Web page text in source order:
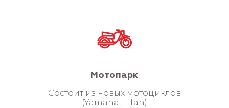
Мотопарк
Состоит из новых мотоциклов
(Yamaha, Lifan)